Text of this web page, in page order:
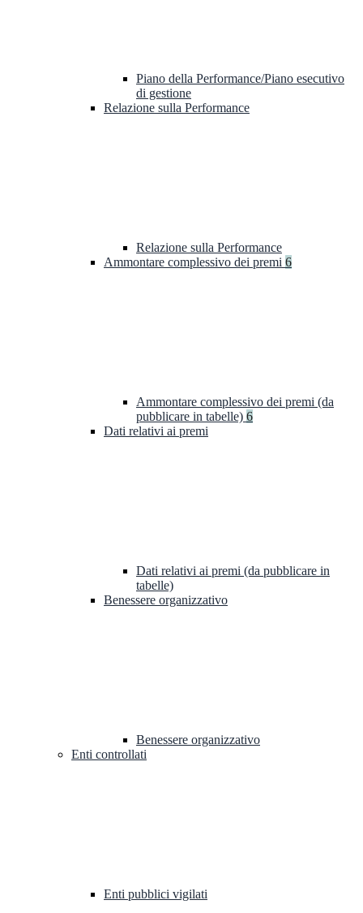
Piano della Performance/Piano esecutivo
di gestione
Relazione sulla Performance
Relazione sulla Performance
Ammontare complessivo dei premi 6
Ammontare complessivo dei premi (da
pubblicare in tabelle) 6
Dati relativi ai premi
Dati relativi ai premi (da pubblicare in
tabelle)
Benessere organizzativo
Benessere organizzativo
Enti controllati
Enti pubblici vigilati